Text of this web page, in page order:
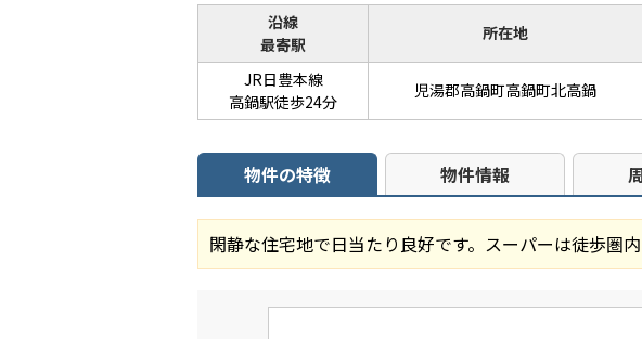
沿線
最寄駅
所在地
JR日豊本線
高鍋駅徒歩24分
児湯郡高鍋町高鍋町北高鍋
物件の特徴 物件情報
閑静な住宅地で日当たり良好です。スーパーは徒歩圏